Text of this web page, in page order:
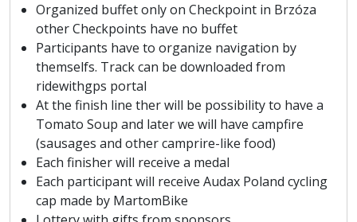
Organized buffet only on Checkpoint in Brzóza
other Checkpoints have no buffet
Participants have to organize navigation by
themselfs. Track can be downloaded from
ridewithgps portal
At the finish line ther will be possibility to have a
Tomato Soup and later we will have campfire
(sausages and other camprire-like food)
Each finisher will receive a medal
Each participant will receive Audax Poland cycling
cap made by MartomBike